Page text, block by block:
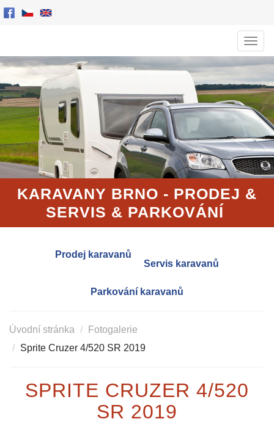
KARAVANY BRNO - PRODEJ &
SERVIS & PARKOVÁNÍ
Prodej karavanů
Servis karavanů
Parkování karavanů
Úvodní stránka
Fotogalerie
Sprite Cruzer 4/520 SR 2019
SPRITE CRUZER 4/520
SR 2019